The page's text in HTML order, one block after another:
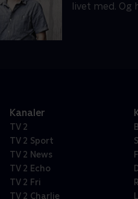
livet med. Og
Kanaler
TV 2
TV 2 Sport
TV 2 News
TV 2 Echo
TV 2 Fri
TV 2 Charlie